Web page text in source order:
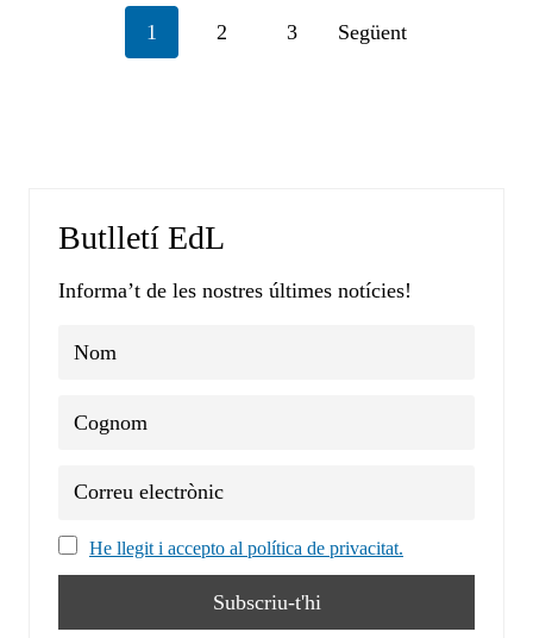
Posts
1 2 3 Següent
Butlletí EdL
Informa’t de les nostres últimes notícies!
He llegit i accepto al política de privacitat.